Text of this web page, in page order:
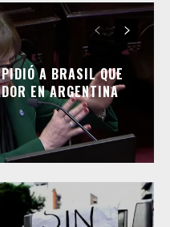
A BRASIL QUE
EN ARGENTINA